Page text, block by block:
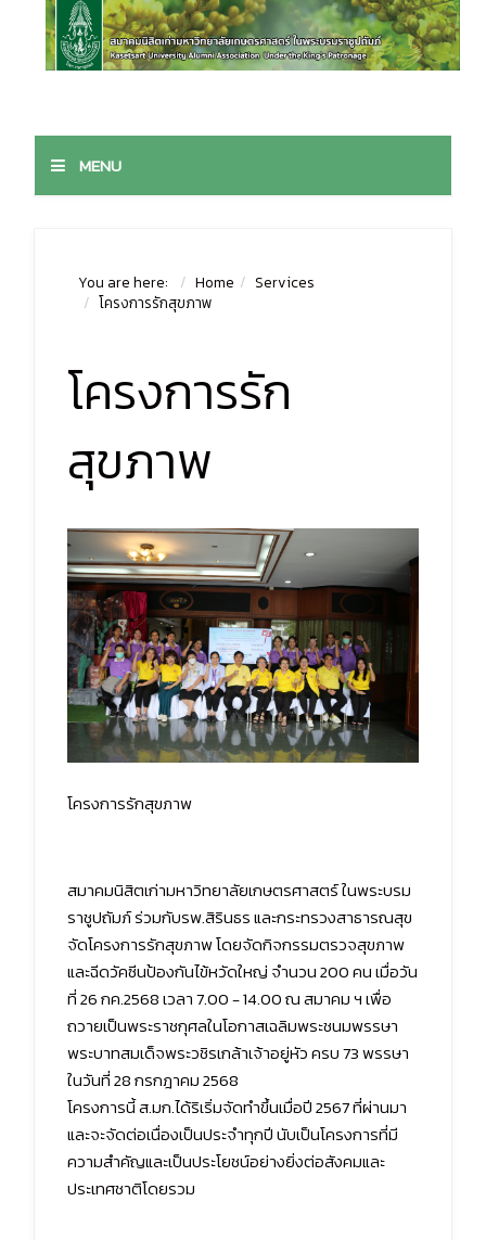
MENU
You are here: Home
Services
โครงการรักสุขภาพ
โครงการรัก
สุขภาพ
โครงการรักสุขภาพ
สมาคมนิสิตเก่ามหาวิทยาลัยเกษตรศาสตร์ ในพระบรม
ราชูปถัมภ์ ร่วมกับรพ.สิรินธร และกระทรวงสาธารณสุข
จัดโครงการรักสุขภาพ โดยจัดกิจกรรมตรวจสุขภาพ
และฉีดวัคซีนป้องกันไข้หวัดใหญ่ จำนวน 200 คน เมื่อวัน
ที่ 26 กค.2568 เวลา 7.00 - 14.00 ณ สมาคม ฯ เพื่อ
ถวายเป็นพระราชกุศลในโอกาสเฉลิมพระชนมพรรษา
พระบาทสมเด็จพระวชิรเกล้าเจ้าอยู่หัว ครบ 73 พรรษา
ในวันที่ 28 กรกฎาคม 2568
โครงการนี้ ส.มก.ได้ริเริ่มจัดทำขึ้นเมื่อปี 2567 ที่ผ่านมา
และจะจัดต่อเนื่องเป็นประจำทุกปี นับเป็นโครงการที่มี
ความสำคัญและเป็นประโยชน์อย่างยิ่งต่อสังคมและ
ประเทศชาติโดยรวม